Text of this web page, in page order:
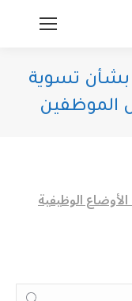
رقم 311 لسنة 2016م بشأن تسوية
الموظفين
تسوية الأوضاع الوظيفية